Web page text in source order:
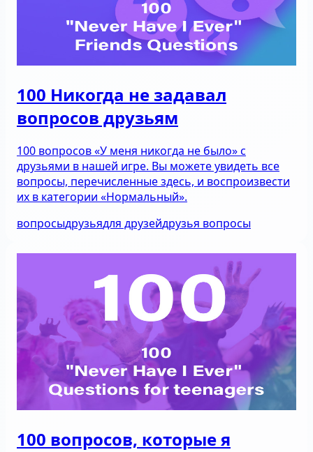
100 Никогда не задавал
вопросов друзьям
100 вопросов «У меня никогда не было» с
друзьями в нашей игре. Вы можете увидеть все
вопросы, перечисленные здесь, и воспроизвести
их в категории «Нормальный».
вопросыдрузьядля друзейдрузья вопросы
100 вопросов, которые я